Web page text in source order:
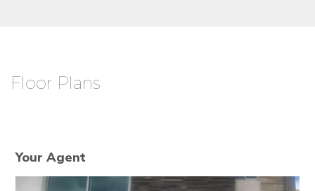
Floor Plans
Your Agent